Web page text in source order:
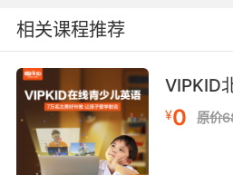
Hodgins刚刚在浴缸的排水
6. It's like if you worked
with livestock, real
就像你以前在屠宰场当过屠
者
相关课程推荐
VIPKID
¥0 原价